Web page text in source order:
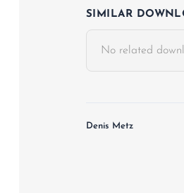
SIMILAR
No related
Denis Metz